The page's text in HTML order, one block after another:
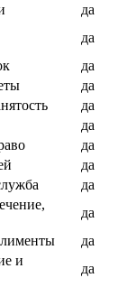
да
да
да
да
да
да
да
да
да
да
да
и
да